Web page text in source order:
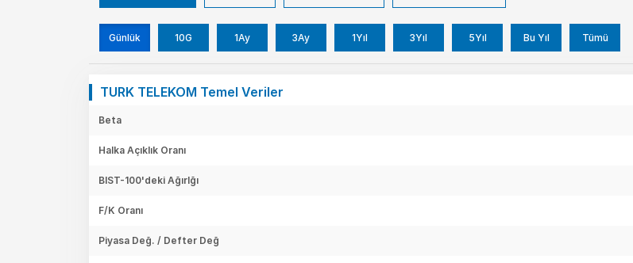
Günlük 10G 1Ay 3Ay 1Yıl 3Yıl 5Yıl Bu Yıl Tümü
TURK TELEKOM Temel Veriler
Beta
Halka Açıklık Oranı
BIST-100'deki Ağırlğı
F/K Oranı
Piyasa Değ. / Defter Değ